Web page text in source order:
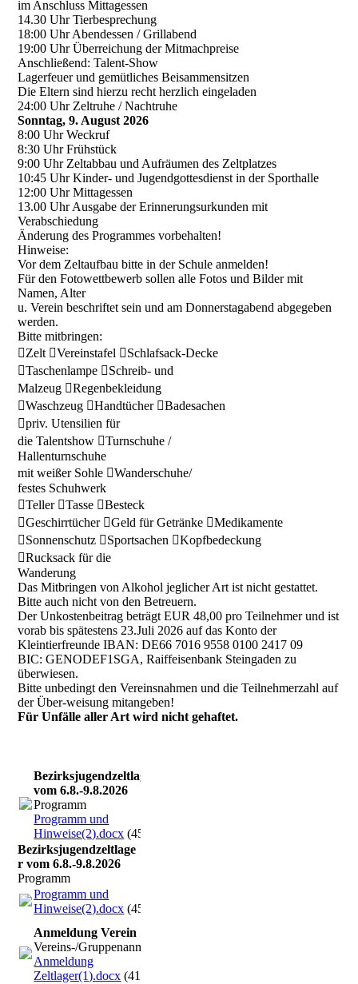
im Anschluss Mittagessen
14.30 Uhr Tierbesprechung
18:00 Uhr Abendessen / Grillabend
19:00 Uhr Überreichung der Mitmachpreise
Anschließend: Talent-Show
Lagerfeuer und gemütliches Beisammensitzen
Die Eltern sind hierzu recht herzlich eingeladen
24:00 Uhr Zeltruhe / Nachtruhe
Sonntag, 9. August 2026
8:00 Uhr Weckruf
8:30 Uhr Frühstück
9:00 Uhr Zeltabbau und Aufräumen des Zeltplatzes
10:45 Uhr Kinder- und Jugendgottesdienst in der Sporthalle
12:00 Uhr Mittagessen
13.00 Uhr Ausgabe der Erinnerungsurkunden mit
Verabschiedung
Änderung des Programmes vorbehalten!
Hinweise:
Vor dem Zeltaufbau bitte in der Schule anmelden!
Für den Fotowettbewerb sollen alle Fotos und Bilder mit
Namen, Alter
u. Verein beschriftet sein und am Donnerstagabend abgegeben
werden.
Bitte mitbringen:
Zelt Vereinstafel Schlafsack-Decke
Taschenlampe Schreib- und
Malzeug Regenbekleidung
Waschzeug Handtücher Badesachen
priv. Utensilien für
die Talentshow Turnschuhe /
Hallenturnschuhe
mit weißer Sohle Wanderschuhe/
festes Schuhwerk
Teller Tasse Besteck
Geschirrtücher Geld für Getränke Medikamente
Sonnenschutz Sportsachen Kopfbedeckung
Rucksack für die
Wanderung
Das Mitbringen von Alkohol jeglicher Art ist nicht gestattet.
Bitte auch nicht von den Betreuern.
Der Unkostenbeitrag beträgt EUR 48,00 pro Teilnehmer und ist
vorab bis spätestens 23.Juli 2026 auf das Konto der
Kleintierfreunde IBAN: DE66 7016 9558 0100 2417 09
BIC: GENODEF1SGA, Raiffeisenbank Steingaden zu
überwiesen.
Bitte unbedingt den Vereinsnahmen und die Teilnehmerzahl auf
der Über-weisung mitangeben!
Für Unfälle aller Art wird nicht gehaftet.
Bezirksjugendzeltlager
vom 6.8.-9.8.2026
Programm
Programm und
Hinweise(2).docx (45.41KB)
Bezirksjugendzeltlage
r vom 6.8.-9.8.2026
Programm
Programm und
Hinweise(2).docx (45.41KB)
Anmeldung Verein
Vereins-/Gruppenanmeldung
Anmeldung
Zeltlager(1).docx (41.87KB)